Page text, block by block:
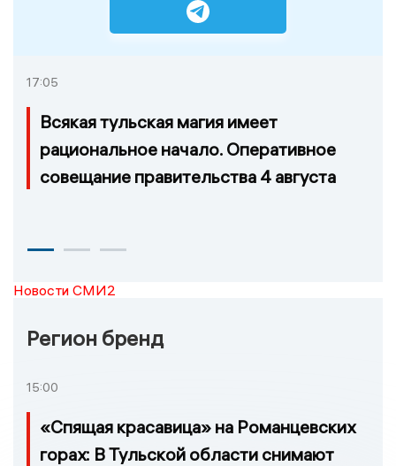
17:05
Всякая тульская магия имеет
рациональное начало. Оперативное
совещание правительства 4 августа
Новости СМИ2
Регион бренд
15:00
«Спящая красавица» на Романцевских
горах: В Тульской области снимают